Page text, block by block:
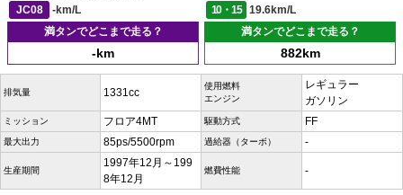
JC08
-km/L 10・15
19.6km/L
満タンでどこまで走る？
-km
満タンでどこまで走る？
882km
排気量 1331cc
使用燃料
エンジン
レギュラー
ガソリン
ミッション フロア4MT 駆動方式 FF
最大出力 85ps/5500rpm 過給器（ターボ） -
生産期間
1997年12月～199
8年12月
燃費性能 -